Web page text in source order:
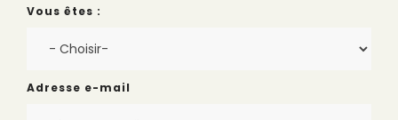
Vous êtes :
Adresse e-mail